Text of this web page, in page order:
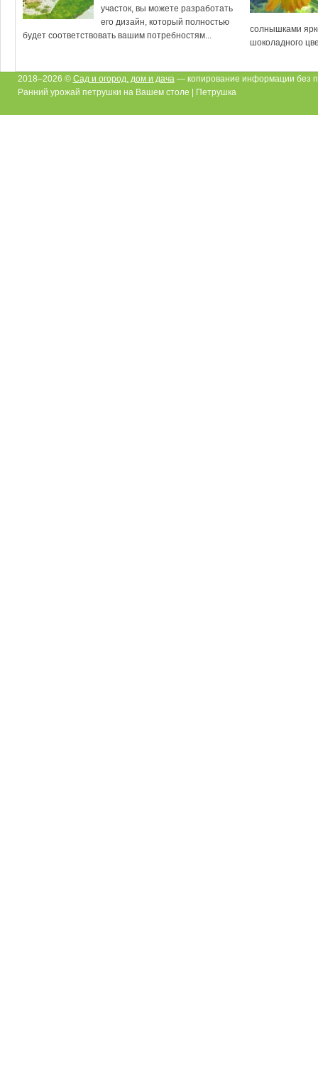
участок, вы можете разработать
его дизайн, который полностью
будет соответствовать вашим потребностям...
солнышками
шоколадного
2018–2026 © Сад и огород, дом и дача — копирование информации без
Ранний урожай петрушки на Вашем столе | Петрушка